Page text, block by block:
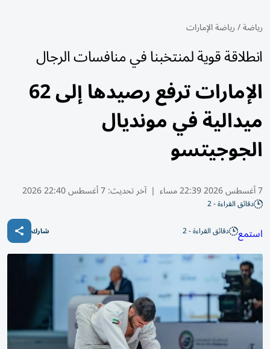
رياضة/رياضة الإمارات
انطلاقة قوية لمنتخبنا في منافسات الرجال
الإمارات ترفع رصيدها إلى 62
ميدالية في مونديال
الجوجيتسو
7 أغسطس 2026 22:39 مساء | آخر تحديث:7 أغسطس 22:40 2026
دقائق القراءة - 2
استمع دقائق القراءة - 2 شارك